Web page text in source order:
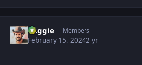
baggie Members
February 15, 20242 yr